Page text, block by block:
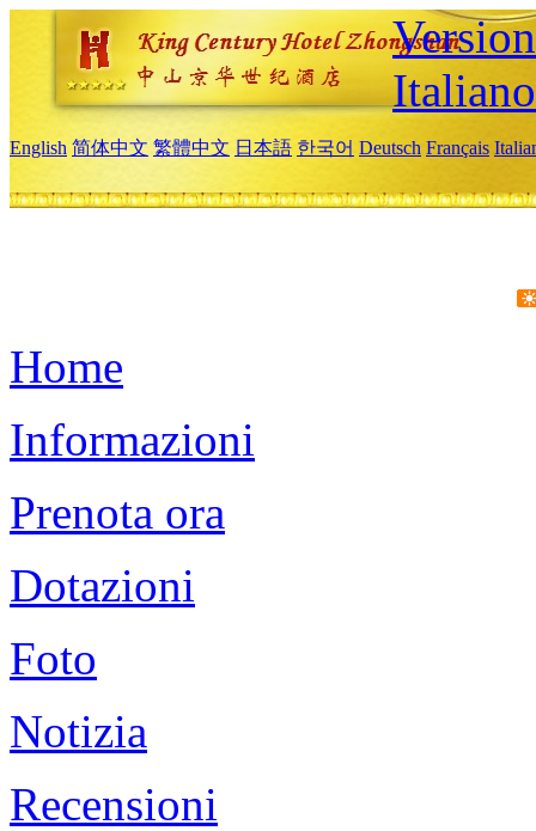
Italiano
English 简体中文 繁體中文 日本語 한국어 Deutsch Français
Home
Informazioni
Prenota ora
Dotazioni
Foto
Notizia
Recensioni